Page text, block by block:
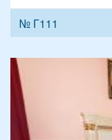
№ Г111